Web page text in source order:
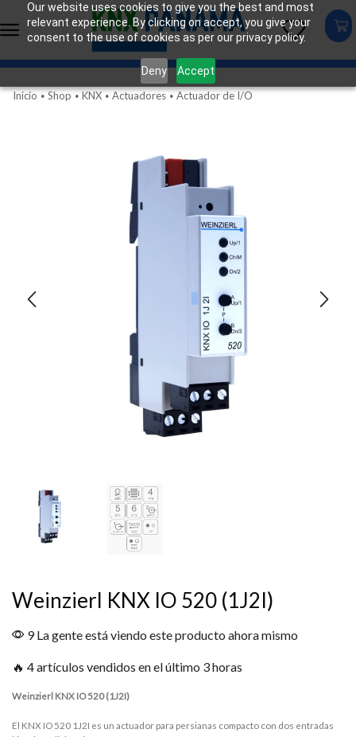
Our website uses cookies to give you the best and most
relevant experience. By clicking on accept, you give your
consent to the use of cookies as per our privacy policy.
Deny
Accept
Inicio • Shop • KNX • Actuadores • Actuador de I/O
Weinzierl KNX IO 520 (1J2I)
9 La gente está viendo este producto ahora mismo
🔥 4 artículos vendidos en el último 3 horas
Weinzierl KNX IO 520 (1J2I)
El KNX IO 520 1J2I es un actuador para persianas compacto con dos entradas